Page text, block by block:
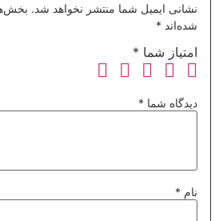
نشانی ایمیل شما منتشر نخواهد شد.
شده‌اند *
امتیاز شما *
دیدگاه شما *
نام *